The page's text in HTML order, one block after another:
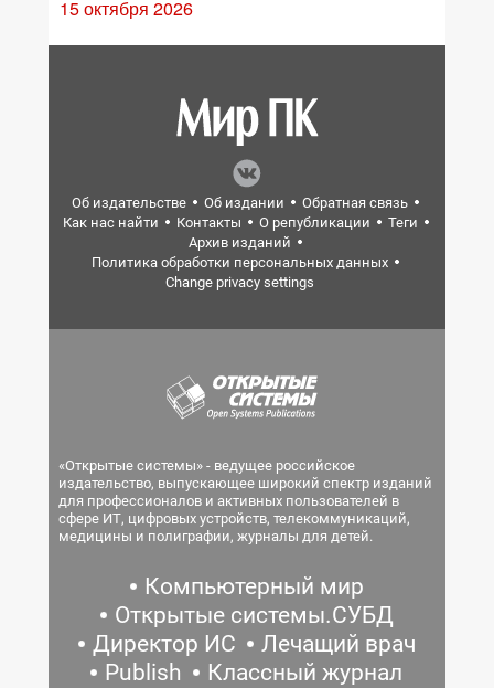
15 октября 2026
Об издательстве Об издании
Обратная связь
Как нас найти
Контакты О републикации
Теги
Архив изданий
Политика обработки персональных данных
Change privacy settings
«Открытые системы» - ведущее российское
издательство, выпускающее широкий спектр изданий
для профессионалов и активных пользователей в
сфере ИТ, цифровых устройств, телекоммуникаций,
медицины и полиграфии, журналы для детей.
Компьютерный мир
Открытые системы.СУБД
Директор ИС
Лечащий врач
Publish
Классный журнал